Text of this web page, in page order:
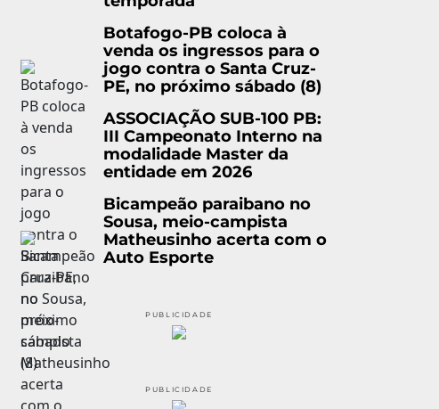
Botafogo-PB coloca à
venda os ingressos para o
jogo contra o Santa Cruz-
PE, no próximo sábado (8)
ASSOCIAÇÃO SUB-100 PB:
III Campeonato Interno na
modalidade Master da
entidade em 2026
Bicampeão paraibano no
Sousa, meio-campista
Matheusinho acerta com o
Auto Esporte
PUBLICIDADE
PUBLICIDADE